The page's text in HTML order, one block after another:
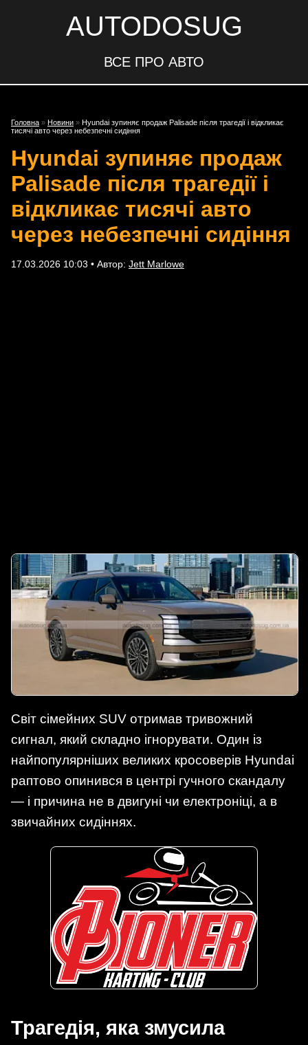
AUTODOSUG
ВСЕ ПРО АВТО
Головна » Новини » Hyundai зупиняє продаж Palisade після трагедії і відкликає
тисячі авто через небезпечні сидіння
Hyundai зупиняє продаж
Palisade після трагедії і
відкликає тисячі авто
через небезпечні сидіння
17.03.2026 10:03 • Автор: Jett Marlowe
Світ сімейних SUV отримав тривожний
сигнал, який складно ігнорувати. Один із
найпопулярніших великих кросоверів Hyundai
раптово опинився в центрі гучного скандалу
— і причина не в двигуні чи електроніці, а в
звичайних сидіннях.
Трагедія, яка змусила